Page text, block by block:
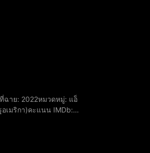
เมริกา)​คะแนน IMDb: